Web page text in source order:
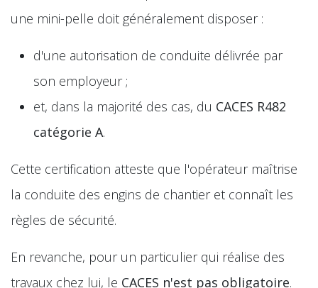
une mini-pelle doit généralement disposer :
d'une autorisation de conduite délivrée par
son employeur ;
et, dans la majorité des cas, du CACES R482
catégorie A.
Cette certification atteste que l'opérateur maîtrise
la conduite des engins de chantier et connaît les
règles de sécurité.
En revanche, pour un particulier qui réalise des
travaux chez lui, le CACES n'est pas obligatoire.